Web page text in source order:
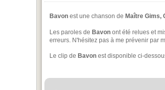
Bavon est une chanson de Maître Gims,
Les paroles de Bavon ont été relues et
erreurs. N'hésitez pas à me prévenir par
Le clip de Bavon est disponible ci-